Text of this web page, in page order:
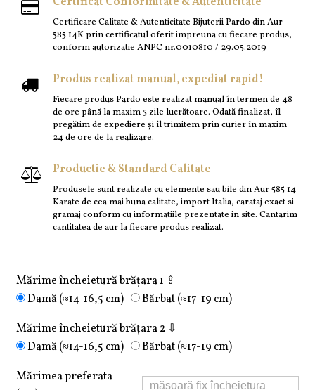
Certificare Calitate & Autenticitate Bijuterii Pardo din Aur
585 14K prin certificatul oferit impreuna cu fiecare produs,
conform autorizatie ANPC nr.0010810 / 29.05.2019
Produs realizat manual, expediat rapid!
Fiecare produs Pardo este realizat manual în termen de 48
de ore până la maxim 5 zile lucrătoare. Odată finalizat, îl
pregătim de expediere și îl trimitem prin curier în maxim
24 de ore de la realizare.
Productie & Standard Calitate
Produsele sunt realizate cu elemente sau bile din Aur 585 14
Karate de cea mai buna calitate, import Italia, carataj exact si
gramaj conform cu informatiile prezentate in site. Cantarim
cantitatea de aur la fiecare produs realizat.
Mărime încheietură brățara 1 ⇪
Damă (≈14-16,5 cm)
Bărbat (≈17-19 cm)
Mărime încheietură brățara 2 ⇩
Damă (≈14-16,5 cm)
Bărbat (≈17-19 cm)
Mărimea preferata